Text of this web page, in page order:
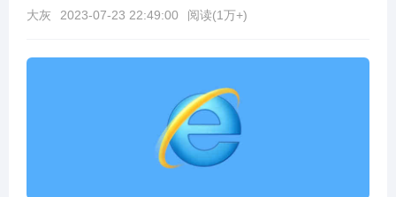
多G流量，各种大流量卡里面任选，运营商可查，能...
大灰 2023-07-23 22:49:00 阅读(1万+)